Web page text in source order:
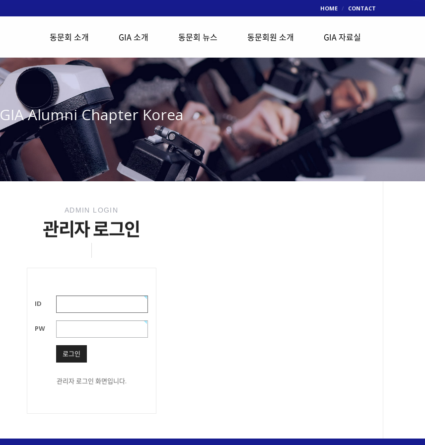
HOME CONTACT
동문회 소개 GIA 소개 동문회 뉴스 동문회원 소개 GIA 자료실
GIA Alumni Chapter Korea
ADMIN LOGIN
관리자 로그인
ID
PW
로그인
관리자 로그인 화면입니다.